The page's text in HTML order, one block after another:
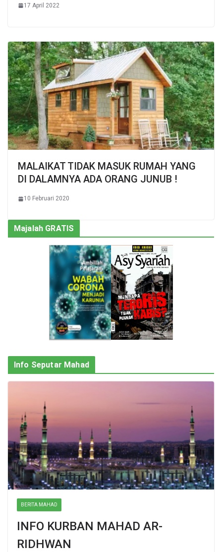
17 April 2022
MALAIKAT TIDAK MASUK RUMAH YANG
DI DALAMNYA ADA ORANG JUNUB !
10 Februari 2020
Majalah GRATIS
Info Seputar Mahad
BERITA MAHAD
INFO KURBAN MAHAD AR-
RIDHWAN